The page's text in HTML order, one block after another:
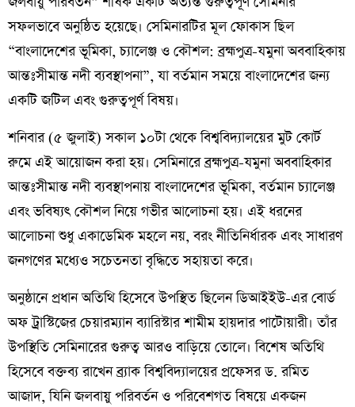
সফলভাবে অনুষ্ঠিত হয়েছে। সেমিনারটির মূল ফোকাস ছিল
“বাংলাদেশের ভূমিকা, চ্যালেঞ্জ ও কৌশল: ব্রহ্মপুত্র-যমুনা অববাহিকায়
আন্তঃসীমান্ত নদী ব্যবস্থাপনা”, যা বর্তমান সময়ে বাংলাদেশের জন্য
একটি জটিল এবং গুরুত্বপূর্ণ বিষয়।
শনিবার (৫ জুলাই) সকাল ১০টা থেকে বিশ্ববিদ্যালয়ের মুট কোর্ট
রুমে এই আয়োজন করা হয়। সেমিনারে ব্রহ্মপুত্র-যমুনা অববাহিকার
আন্তঃসীমান্ত নদী ব্যবস্থাপনায় বাংলাদেশের ভূমিকা, বর্তমান চ্যালেঞ্জ
এবং ভবিষ্যৎ কৌশল নিয়ে গভীর আলোচনা হয়। এই ধরনের
আলোচনা শুধু একাডেমিক মহলে নয়, বরং নীতিনির্ধারক এবং সাধারণ
জনগণের মধ্যেও সচেতনতা বৃদ্ধিতে সহায়তা করে।
অনুষ্ঠানে প্রধান অতিথি হিসেবে উপস্থিত ছিলেন ডিআইইউ-এর বোর্ড
অফ ট্রাস্টিজের চেয়ারম্যান ব্যারিস্টার শামীম হায়দার পাটোয়ারী। তাঁর
উপস্থিতি সেমিনারের গুরুত্ব আরও বাড়িয়ে তোলে। বিশেষ অতিথি
হিসেবে বক্তব্য রাখেন ব্র্যাক বিশ্ববিদ্যালয়ের প্রফেসর ড. রমিত
আজাদ, যিনি জলবায়ু পরিবর্তন ও পরিবেশগত বিষয়ে একজন